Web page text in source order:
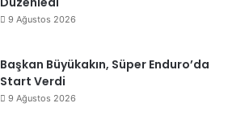
9 Ağustos 2026
Başkan Büyükakın, Süper Enduro’da
Start Verdi
9 Ağustos 2026